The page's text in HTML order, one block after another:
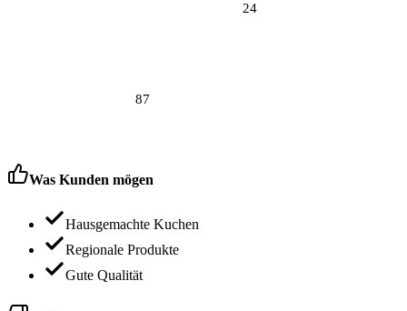
24
87
Was Kunden mögen
Hausgemachte Kuchen
Regionale Produkte
Gute Qualität